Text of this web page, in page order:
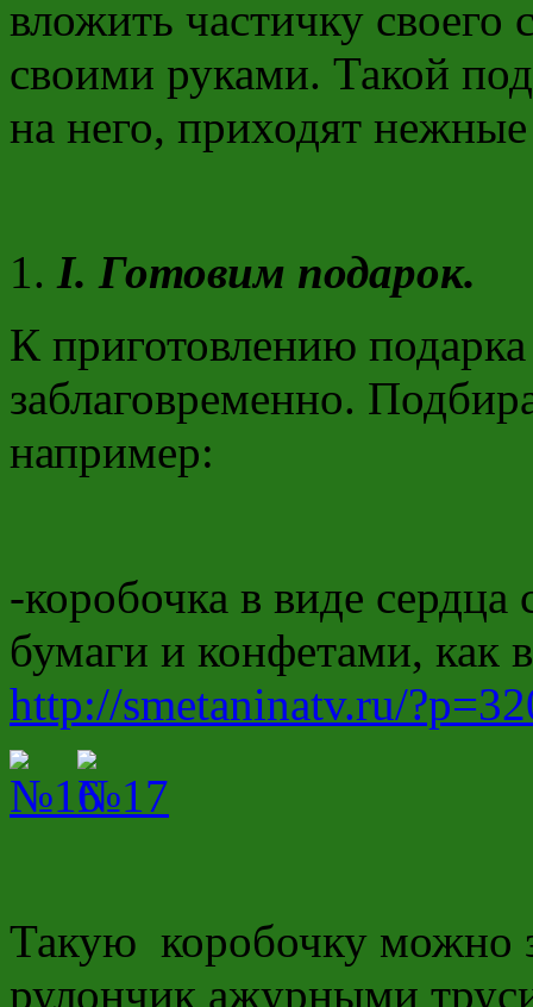
вложить частичку
своими руками. Такой
на него, приходят
I. Готовим подарок.
К приготовлению
заблаговременно.
например:
-коробочка в виде
бумаги и конфетами, как
http://smetaninatv.ru/
Такую коробочку можно
рулончик ажурными